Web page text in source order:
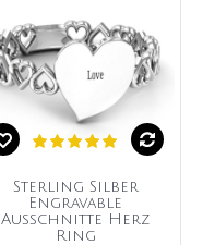
Sterling Silber
Engravable
Ausschnitte Herz
Ring